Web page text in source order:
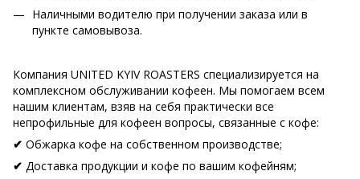
Наличными водителю при получении заказа или в
пункте самовывоза.
Компания UNITED KYIV ROASTERS специализируется на
комплексном обслуживании кофеен. Мы помогаем всем
нашим клиентам, взяв на себя практически все
непрофильные для кофеен вопросы, связанные с кофе:
✔ Обжарка кофе на собственном производстве;
✔ Доставка продукции и кофе по вашим кофейням;